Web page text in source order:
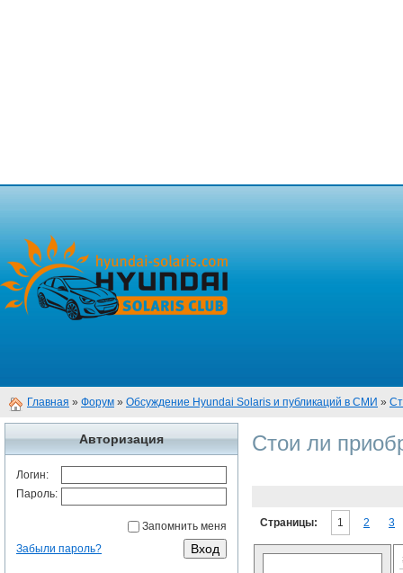
Главная » Форум » Обсуждение Hyundai Solaris и публикаций в СМИ »
Авторизация
Логин:
Пароль:
Запомнить меня
Забыли пароль?
Стои ли
Страницы: 1 2 3